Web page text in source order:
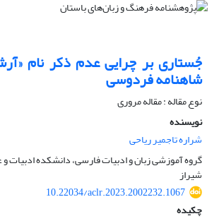
جُستاری بر چرایی عدم ذکر نام
شاهنامه فردوسی
نوع مقاله : مقاله مروری
نویسنده
شراره تاجمیر ریاحی
گروه آموزشی زبان و ادبیات فارسی، دانشکده ادبیات و
شیراز
10.22034/aclr.2023.2002232.1067
چکیده